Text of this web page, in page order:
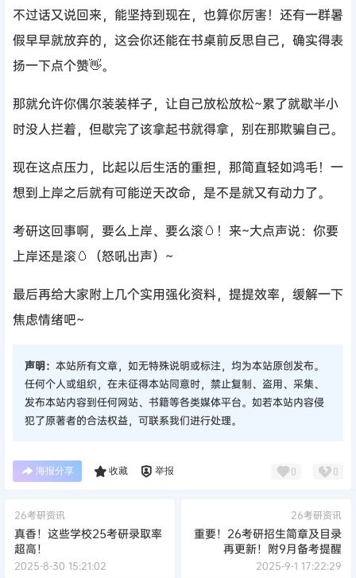
不过话又说回来，能坚持到现在，也算你厉害！还有一群暑
假早早就放弃的，这会你还能在书桌前反思自己，确实得表
扬一下点个赞👋。
那就允许你偶尔装装样子，让自己放松放松~累了就歇半小
时没人拦着，但歇完了该拿起书就得拿，别在那欺骗自己。
现在这点压力，比起以后生活的重担，那简直轻如鸿毛！一
想到上岸之后就有可能逆天改命，是不是就又有动力了。
考研这回事啊，要么上岸、要么滚🥚！来~大点声说：你要
上岸还是滚🥚（怒吼出声）~
最后再给大家附上几个实用强化资料，提提效率，缓解一下
焦虑情绪吧~
声明： 本站所有文章，如无特殊说明或标注，均为本站原创发布。
任何个人或组织，在未征得本站同意时，禁止复制、盗用、采集、
发布本站内容到任何网站、书籍等各类媒体平台。如若本站内容侵
犯了原著者的合法权益，可联系我们进行处理。
海报分享 收藏 举报 0 0
26考研资讯
真香！这些学校25考研录取率
超高！
2025-8-30 15:21:02
26考研资讯
重要！26考研招生简章及目录
再更新！附9月备考提醒
2025-9-1 17:22:29